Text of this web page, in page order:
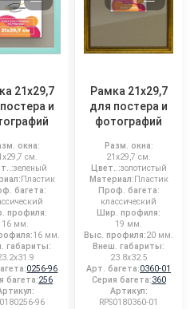
21x29,7
и
окна:
см.
зеленый
Пластик
багета:
профиля:
16 мм.
16 мм.
габариты:
0256-96
багета:256
96
Рамка 21x29,7
для постера и
фотографий
Разм. окна:
21x29,7 см.
Цвет..:золотистый
Материал: Пластик
Проф. багета:
классический
Шир. профиля:
19 мм.
Выс. профиля:20 мм.
Внеш. габариты:
23.8x32.5
Арт. багета:0360-01
Серия багета:360
Артикул:
RPS0180360-01